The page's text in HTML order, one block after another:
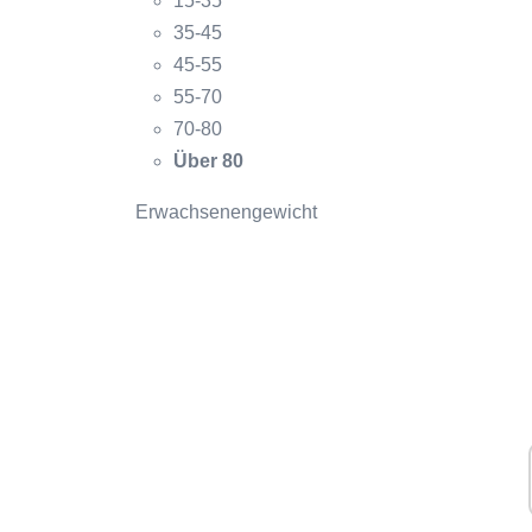
35-45
45-55
55-70
70-80
Über 80
Erwachsenengewicht